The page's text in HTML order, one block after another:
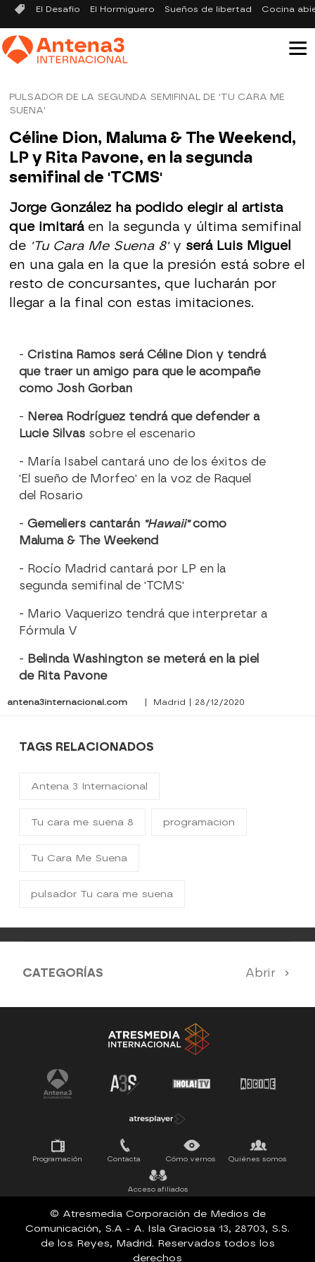
El Desafío El Hormiguero Sueños de libertad Cocina
PULSADOR DE LA SEGUNDA SEMIFINAL DE 'TU CARA ME
SUENA'
Céline Dion, Maluma & The Weekend,
LP y Rita Pavone, en la segunda
semifinal de 'TCMS'
Jorge González ha podido elegir al artista
que imitaráen la segunda y última semifinal
de'Tu Cara Me Suena 8' y será Luis Miguel
en una gala en la que la presión está sobre el
resto de concursantes, que lucharán por
llegar a la final con estas imitaciones.
-Cristina Ramos será Céline Dion y tendrá
que traer un amigo para que le acompañe
como Josh Gorban
- Nerea Rodríguez tendrá que defender a
Lucie Silvas sobre el escenario
- María Isabel cantará uno de los éxitos de
'El sueño de Morfeo' en la voz de Raquel
del Rosario
-Gemeliers cantarán "Hawaii"como
Maluma & The Weekend
- Rocío Madrid cantará por LP en la
segunda semifinal de 'TCMS'
- Mario Vaquerizo tendrá que interpretar a
Fórmula V
- Belinda Washington se meterá en la piel
de Rita Pavone
antena3internacional.com | Madrid | 28/12/2020
TAGS RELACIONADOS
Antena 3 Internacional
Tu cara me suena 8 programacion
Tu Cara Me Suena
pulsador Tu cara me suena
CATEGORÍAS Abrir
Antena 3 Noticias El Hormiguero
Tu cara me suena Pasapalabra
Programación Contacta Cómo vernos Quiénes somos
Acceso afiliados
© Atresmedia Corporación de Medios de
Comunicación, S.A - A. Isla Graciosa 13, 28703, S.S.
de los Reyes, Madrid. Reservados todos los
derechos